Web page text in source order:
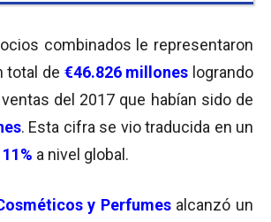
combinados le representaron
total de €46.826 millones logrando
del 2017 que habían sido de
. Esta cifra se vio traducida en un
11% a nivel global.
y Perfumesalcanzó un